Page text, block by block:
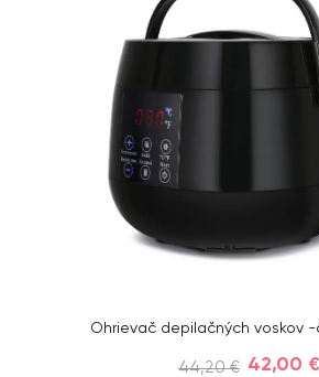
Ohrievač depilačných voskov -
44,20 € 42,00 €